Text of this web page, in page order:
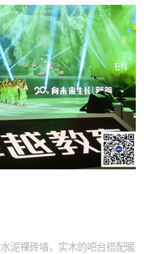
EN
泥裸砖墙，实木的吧台搭配暖